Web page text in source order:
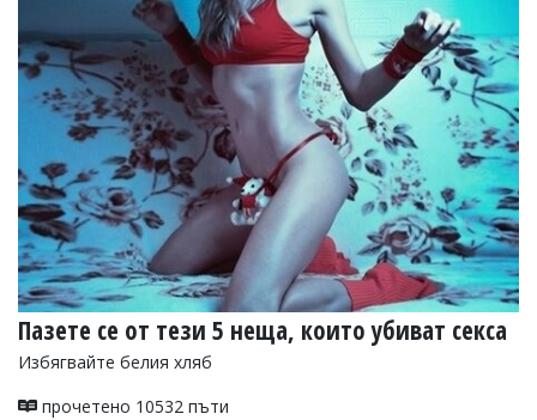
Пазете се от тези 5 неща, които убиват секса
Избягвайте белия хляб
прочетено 10532 пъти